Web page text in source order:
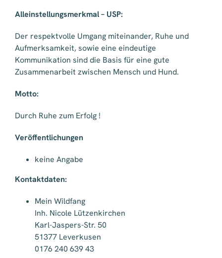
Alleinstellungsmerkmal – USP:
Der respektvolle Umgang miteinander, Ruhe und
Aufmerksamkeit, sowie eine eindeutige
Kommunikation sind die Basis für eine gute
Zusammenarbeit zwischen Mensch und Hund.
Motto:
Durch Ruhe zum Erfolg !
Veröffentlichungen
keine Angabe
Kontaktdaten:
Mein Wildfang
Inh. Nicole Lützenkirchen
Karl-Jaspers-Str. 50
51377 Leverkusen
0176 240 639 43